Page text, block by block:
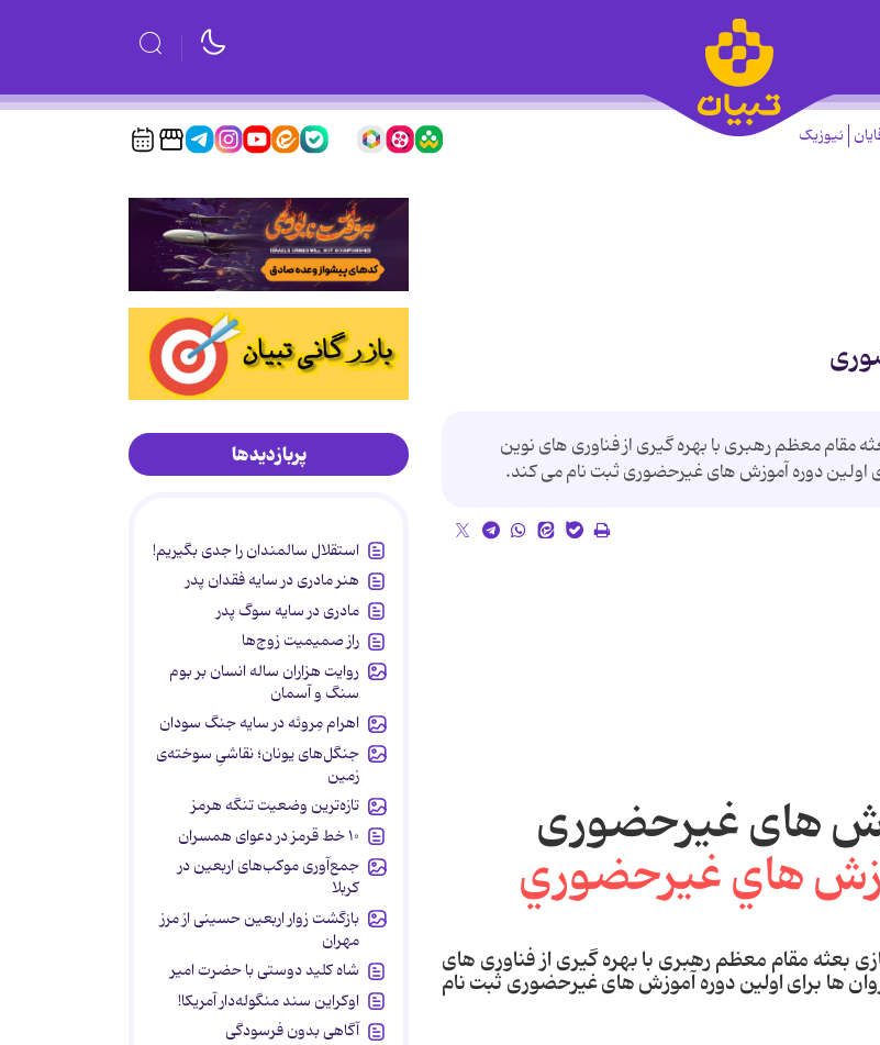
نیوزیک
مقام معظم رهبری با بهره گیری از فناوری های نوین
اولین دوره آموزش های غیرحضوری ثبت نام می کند.
های غیرحضوری
بعثه مقام معظم رهبری با بهره گیری از فناوری های
ها برای اولین دوره آموزش های غیرحضوری ثبت نام
پربازدیدها
استقلال سالمندان را جدی بگیریم!
هنر مادری در سایه‌ فقدان پدر
مادری در سایه سوگ پدر
راز صمیمیت زوج‌ها
روایت هزاران ساله انسان بر بوم
سنگ و آسمان
اهرام مِروئه در سایه جنگ سودان
جنگل‌های یونان؛ نقاشیِ سوخته‌ی
زمین
تازه‌ترین وضعیت تنگه هرمز
۱۰ خط قرمز در دعوای همسران
جمع‌آوری موکب‌های اربعین در
کربلا
بازگشت زوار اربعین حسینی از مرز
مهران
شاه کلید دوستی با حضرت امیر
اوکراین سند منگوله‌دار آمریکا!
آگاهی بدون فرسودگی